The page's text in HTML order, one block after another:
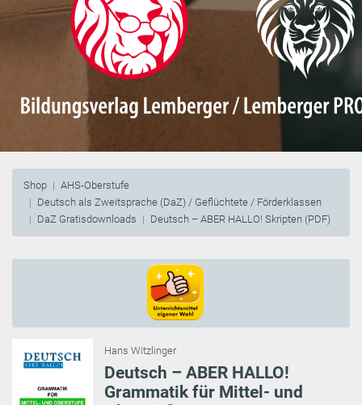
Shop
AHS-Oberstufe
Deutsch als Zweitsprache (DaZ) / Geflüchtete / Förderklassen
DaZ Gratisdownloads
Deutsch – ABER HALLO! Skripten (PDF)
Hans Witzlinger
Deutsch – ABER HALLO!
Grammatik für Mittel- und